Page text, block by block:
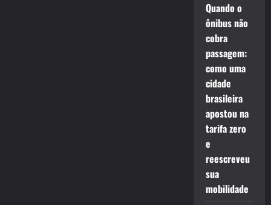
Quando o
ônibus não
cobra
passagem:
como uma
cidade
brasileira
apostou na
tarifa zero
e
reescreveu
sua
mobilidade